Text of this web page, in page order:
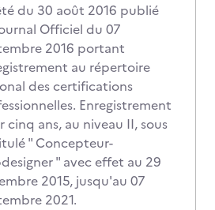
du 30 août 2016 publié
Officiel du 07
2016 portant
au répertoire
des certifications
Enregistrement
cinq ans, au niveau II, sous
" Concepteur-
" avec effet au 29
2015, jusqu'au 07
2021.